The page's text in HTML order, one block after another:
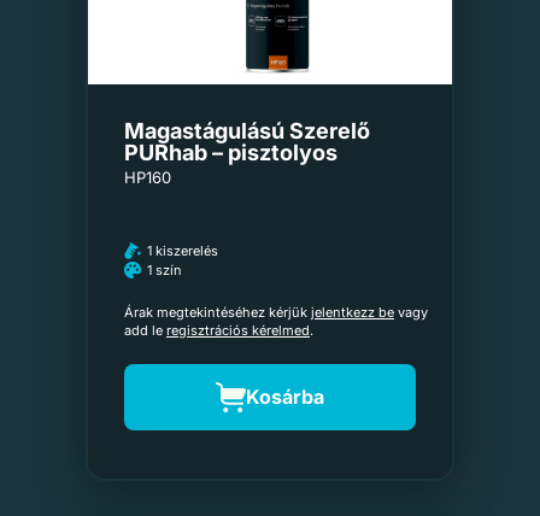
Magastágulású Szerelő
PURhab – pisztolyos
HP160
1 kiszerelés
1 szín
Árak megtekintéséhez kérjük jelentkezz be vagy
add le regisztrációs kérelmed.
Kosárba